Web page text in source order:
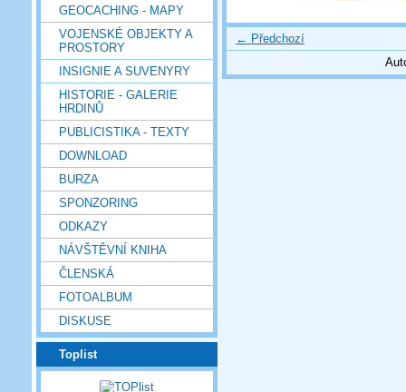
GEOCACHING - MAPY
VOJENSKÉ OBJEKTY A
PROSTORY
INSIGNIE A SUVENYRY
HISTORIE - GALERIE
HRDINŮ
PUBLICISTIKA - TEXTY
DOWNLOAD
BURZA
SPONZORING
ODKAZY
NÁVŠTĚVNÍ KNIHA
ČLENSKÁ
FOTOALBUM
DISKUSE
Toplist
← Předchozí